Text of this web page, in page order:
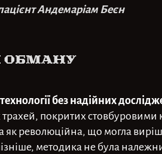
Андемаріам Беєн
обману
без надійних
покритих стовбуровими
як революційна, що могла
методика не була